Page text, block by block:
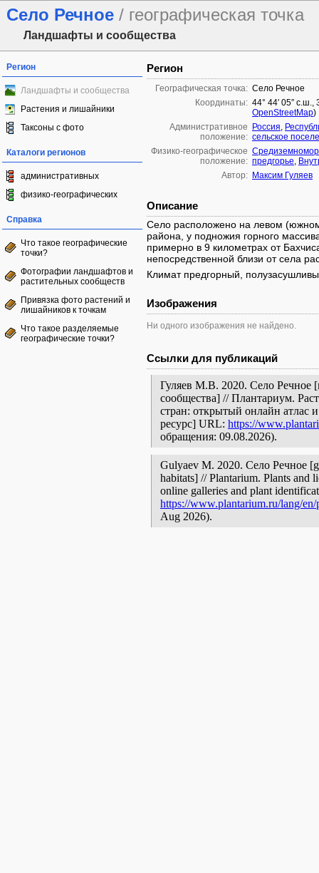
Село Речное / географическая точка
Ландшафты и сообщества
Регион
Ландшафты и сообщества
Растения и лишайники
Таксоны с фото
Каталоги регионов
административных
физико-географических
Справка
Что такое географические
точки?
Фотографии ландшафтов и
растительных сообществ
Привязка фото растений и
лишайников к точкам
Что такое разделяемые
географические точки?
Регион
Географическая точка: Село Речное
Координаты: 44° 44′ 05″ с.ш.,
OpenStreetMap)
Административное
положение:
Россия,
сельское
Физико-географическое
положение: предгорье,
Автор: Максим Гуляев
Описание
Село расположено на левом
района, у подножия горного
примерно в 9 километрах от
непосредственной близи от села
Климат предгорный,
Изображения
Ни одного изображения не найдено.
Ссылки для публикаций
Гуляев М.В. 2020. Село Речное
сообщества] // Плантариум.
стран: открытый онлайн атлас
ресурс] URL: https://
обращения: 09.08.2026).
Gulyaev M. 2020. Село Речное
habitats] // Plantarium. Plants and
online galleries and plant
https://www.plantarium.ru/lang/
Aug 2026).